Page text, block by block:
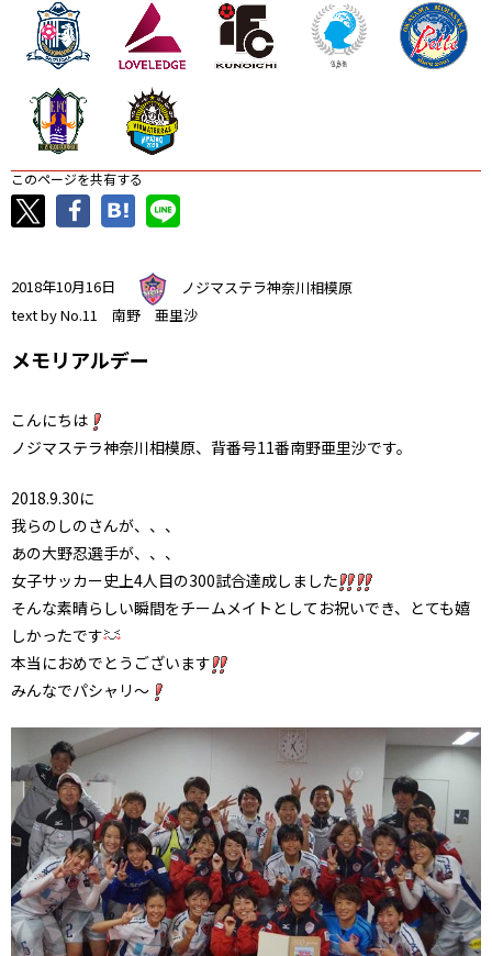
このページを共有する
2018年10月16日
ノジマステラ神奈川相模原
text by No.11 南野 亜里沙
メモリアルデー
こんにちは
ノジマステラ神奈川相模原、背番号11番南野亜里沙です。
2018.9.30に
我らのしのさんが、、、
あの大野忍選手が、、、
女子サッカー史上4人目の300試合達成しました
そんな素晴らしい瞬間をチームメイトとしてお祝いでき、とても嬉
しかったです
本当におめでとうございます
みんなでパシャリ～